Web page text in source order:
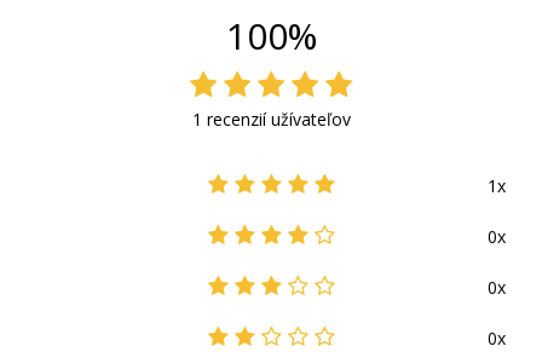
100%
1 recenzií užívateľov
1x
0x
0x
0x